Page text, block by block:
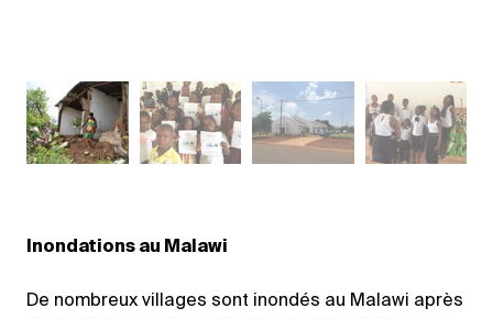
Inondations au Malawi
De nombreux villages sont inondés au Malawi après